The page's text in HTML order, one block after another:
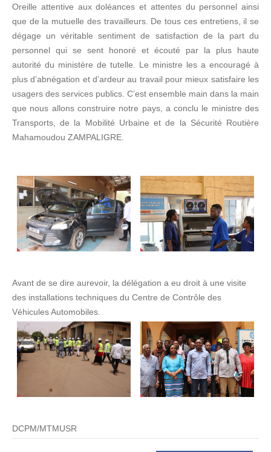
Oreille attentive aux doléances et attentes du personnel ainsi
que de la mutuelle des travailleurs. De tous ces entretiens, il se
dégage un véritable sentiment de satisfaction de la part du
personnel qui se sent honoré et écouté par la plus haute
autorité du ministère de tutelle. Le ministre les a encouragé à
plus d’abnégation et d’ardeur au travail pour mieux satisfaire les
usagers des services publics. C’est ensemble main dans la main
que nous allons construire notre pays, a conclu le ministre des
Transports, de la Mobilité Urbaine et de la Sécurité Routière
Mahamoudou ZAMPALIGRE.
Avant de se dire aurevoir, la délégation a eu droit à une visite
des installations techniques du Centre de Contrôle des
Véhicules Automobiles.
DCPM/MTMUSR